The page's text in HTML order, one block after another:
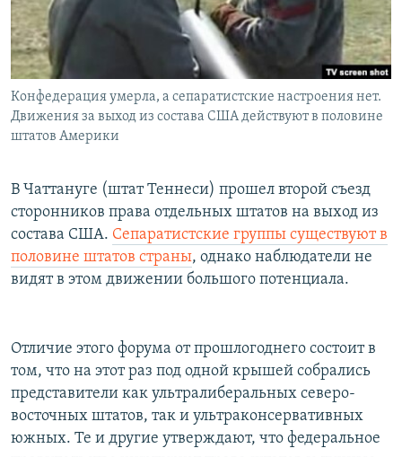
Все сайты РСЕ/РС
Конфедерация умерла, а сепаратистские настроения нет.
Движения за выход из состава США действуют в половине
штатов Америки
В Чаттануге (штат Теннеси) прошел второй съезд
сторонников права отдельных штатов на выход из
состава США. Сепаратистские группы существуют в
половине штатов страны, однако наблюдатели не
видят в этом движении большого потенциала.
Отличие этого форума от прошлогоднего состоит в
том, что на этот раз под одной крышей собрались
представители как ультралиберальных северо-
восточных штатов, так и ультраконсервативных
южных. Те и другие утверждают, что федеральное